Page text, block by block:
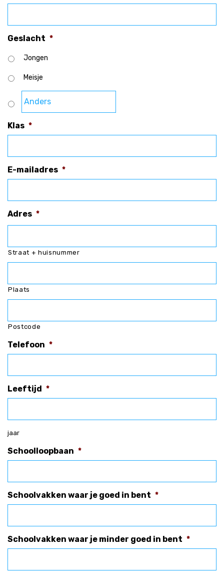
Geslacht *
Jongen
Meisje
Klas *
E-mailadres *
Adres *
Straat + huisnummer
Plaats
Postcode
Telefoon *
Leeftijd *
jaar
Schoolloopbaan *
Schoolvakken waar je goed in bent *
Schoolvakken waar je minder goed in bent *